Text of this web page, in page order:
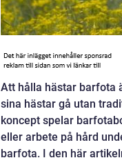
Att hålla hästar barfota
sina hästar gå utan
koncept spelar
eller arbete på hård
barfota. I den här